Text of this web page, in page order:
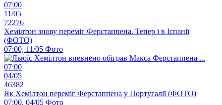
07:00
11/05
72276
Хемілтон знову переміг Ферстаппена. Тепер і в Іспанії
(ФОТО)
07:00, 11/05 Фото
07:00
04/05
46382
Як Хемілтон переміг Ферстаппена у Португалії (ФОТО)
07:00, 04/05 Фото